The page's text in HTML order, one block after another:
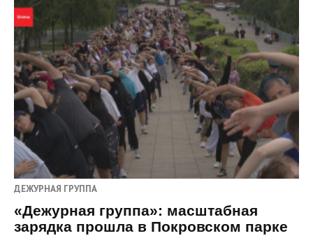
ДЕЖУРНАЯ ГРУППА
«Дежурная группа»: масштабная
зарядка прошла в Покровском парке